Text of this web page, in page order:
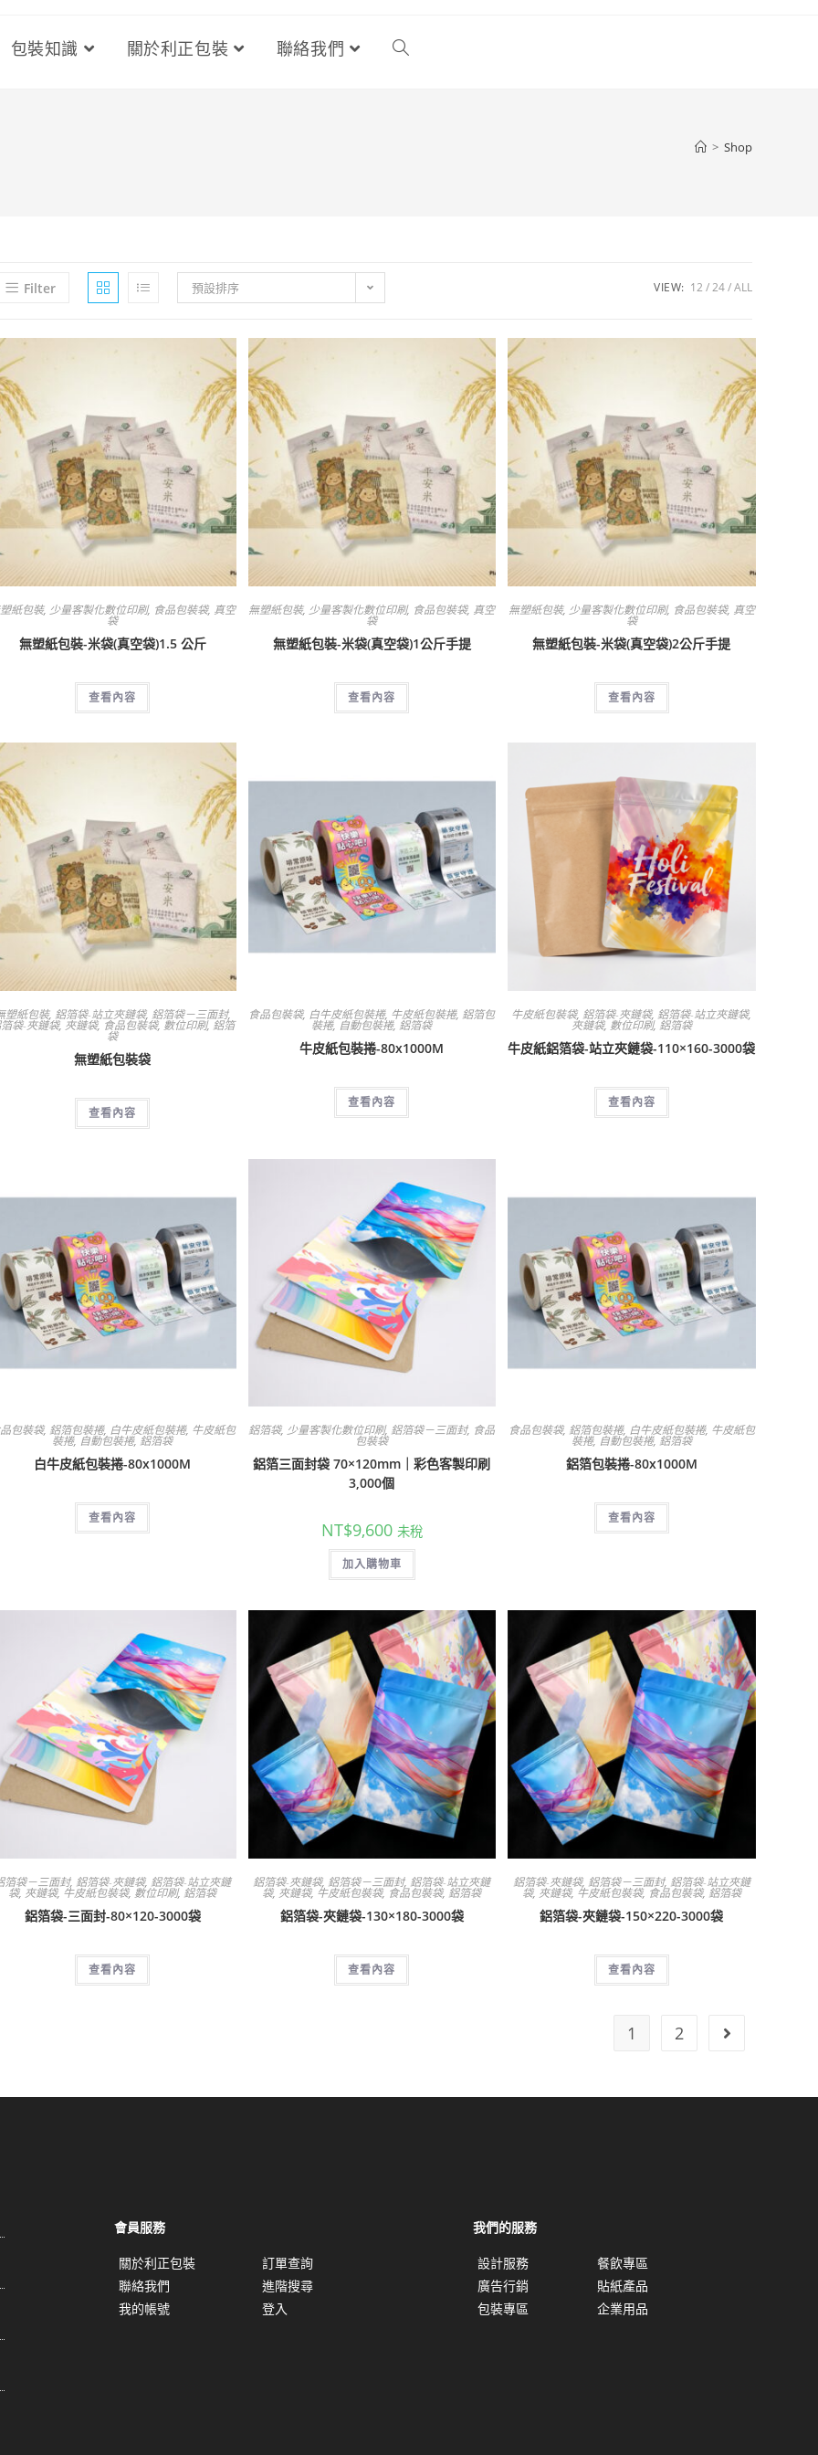
包裝知識 關於利正包裝 聯絡我們
> Shop
Filter 預設排序 VIEW: 12 24 ALL
紙包裝, 少量客製化數位印刷, 食品包裝袋, 真空
袋
無塑紙包裝-米袋(真空袋)1.5 公斤
查看內容
無塑紙包裝, 少量客製化數位印刷, 食品包裝袋, 真空
袋
無塑紙包裝-米袋(真空袋)1公斤手提
查看內容
無塑紙包裝, 少量客製化數位印刷, 食品包裝袋, 真空
袋
無塑紙包裝-米袋(真空袋)2公斤手提
查看內容
塑紙包裝, 鋁箔袋-站立夾鏈袋, 鋁箔袋－三面封,
袋-夾鏈袋, 夾鏈袋, 食品包裝袋, 數位印刷, 鋁箔
袋
無塑紙包裝袋
查看內容
食品包裝袋, 白牛皮紙包裝捲, 牛皮紙包裝捲, 鋁箔包
裝捲, 自動包裝捲, 鋁箔袋
牛皮紙包裝捲-80x1000M
查看內容
牛皮紙包裝袋, 鋁箔袋-夾鏈袋, 鋁箔袋-站立夾鏈袋,
夾鏈袋, 數位印刷, 鋁箔袋
牛皮紙鋁箔袋-站立夾鏈袋-110×160-3000袋
查看內容
包裝袋, 鋁箔包裝捲, 白牛皮紙包裝捲, 牛皮紙包
裝捲, 自動包裝捲, 鋁箔袋
白牛皮紙包裝捲-80x1000M
查看內容
鋁箔袋, 少量客製化數位印刷, 鋁箔袋－三面封, 食品
包裝袋
鋁箔三面封袋 70×120mm｜彩色客製印刷
3,000個
NT$9,600 未稅
加入購物車
食品包裝袋, 鋁箔包裝捲, 白牛皮紙包裝捲, 牛皮紙包
裝捲, 自動包裝捲, 鋁箔袋
鋁箔包裝捲-80x1000M
查看內容
箔袋－三面封, 鋁箔袋-夾鏈袋, 鋁箔袋-站立夾鏈
袋, 夾鏈袋, 牛皮紙包裝袋, 數位印刷, 鋁箔袋
鋁箔袋-三面封-80×120-3000袋
查看內容
鋁箔袋-夾鏈袋, 鋁箔袋－三面封, 鋁箔袋-站立夾鏈
袋, 夾鏈袋, 牛皮紙包裝袋, 食品包裝袋, 鋁箔袋
鋁箔袋-夾鏈袋-130×180-3000袋
查看內容
鋁箔袋-夾鏈袋, 鋁箔袋－三面封, 鋁箔袋-站立夾鏈
袋, 夾鏈袋, 牛皮紙包裝袋, 食品包裝袋, 鋁箔袋
鋁箔袋-夾鏈袋-150×220-3000袋
查看內容
1 2
會員服務
關於利正包裝
聯絡我們
我的帳號
訂單查詢
進階搜尋
登入
我們的服務
設計服務
廣告行銷
包裝專區
餐飲專區
貼紙產品
企業用品